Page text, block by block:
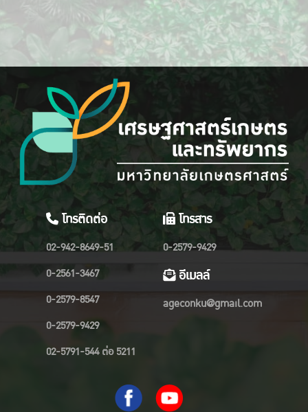
โทรติดต่อ
02-942-8649-51
0-2561-3467
0-2579-8547
0-2579-9429
02-5791-544 ต่อ 5211
โทรสาร
0-2579-9429
อีเมลล์
ageconku@gmail.com